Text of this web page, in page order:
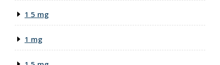
1 5 mg
1 mg